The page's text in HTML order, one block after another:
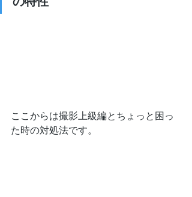
ここからは撮影上級編とちょっと困っ
た時の対処法です。